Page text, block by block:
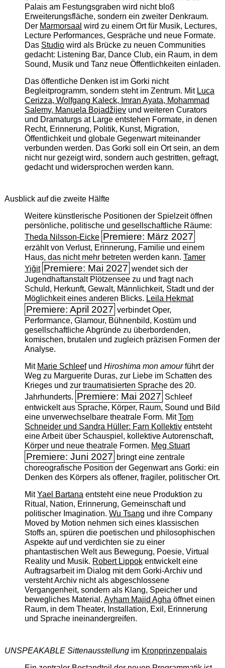
Palais am Festungsgraben wird nicht bloß
Erweiterungsfläche, sondern ein zweiter Denkraum.
Der Marmorsaal wird zu einem Ort für Musik, Lectures,
Lecture Performances, Gespräche und neue Formate.
Das Studiowird als Brücke zu neuen Communities
gedacht: Listening Bar, Dance Club, ein Raum, in dem
Sound, Musik und Tanz neue Öffentlichkeiten einladen.
Das öffentliche Denken ist im Gorki nicht
Begleitprogramm, sondern steht im Zentrum. Mit Luca
Cerizza, Wolfgang Kaleck, Imran Ayata, Mohammad
Salemy, Manuela Bojadžijevund weiteren Curators
und Dramaturgs at Large entstehen Formate, in denen
Recht, Erinnerung, Politik, Kunst, Migration,
Öffentlichkeit und globale Gegenwart miteinander
verbunden werden. Das Gorki soll ein Ort sein, an dem
nicht nur gezeigt wird, sondern auch gestritten, gefragt,
gedacht und widersprochen werden kann.
Ausblick auf die zweite Hälfte
Weitere künstlerische Positionen der Spielzeit öffnen
persönliche, politische und gesellschaftliche Räume:
Theda Nilsson-Eicke Premiere: März 2027
erzählt von Verlust, Erinnerung, Familie und einem
Haus, das nicht mehr betreten werden kann. Tamer
Yiğit Premiere: Mai 2027 wendet sich der
Jugendhaftanstalt Plötzensee zu und fragt nach
Schuld, Herkunft, Gewalt, Männlichkeit, Stadt und der
Möglichkeit eines anderen Blicks. Leila Hekmat
Premiere: April 2027 verbindet Oper,
Performance, Glamour, Bühnenbild, Kostüm und
gesellschaftliche Abgründe zu überbordenden,
komischen, brutalen und zugleich präzisen Formen der
Analyse.
Mit Marie Schleefund Hiroshima mon amourführt der
Weg zu Marguerite Duras, zur Liebe im Schatten des
Krieges und zur traumatisierten Sprache des 20.
Jahrhunderts. Premiere: Mai 2027 Schleef
entwickelt aus Sprache, Körper, Raum, Sound und Bild
eine unverwechselbare theatrale Form. MitTom
Schneider und Sandra Hüller: Farn Kollektiventsteht
eine Arbeit über Schauspiel, kollektive Autorenschaft,
Körper und neue theatrale Formen. Meg Stuart
Premiere: Juni 2027 bringt eine zentrale
choreografische Position der Gegenwart ans Gorki: ein
Denken des Körpers als offener, fragiler, politischer Ort.
MitYael Bartanaentsteht eine neue Produktion zu
Ritual, Nation, Erinnerung, Gemeinschaft und
politischer Imagination. Wu Tsang und ihre Company
Moved by Motion nehmen sich eines klassischen
Stoffs an, spüren die poetischen und philosophischen
Aspekte auf und verdichten sie zu einer
phantastischen Welt aus Bewegung, Poesie, Virtual
Reality und Musik. Robert Lippokentwickelt eine
Auftragsarbeit im Dialog mit dem Gorki-Archiv und
versteht Archiv nicht als abgeschlossene
Vergangenheit, sondern als Klang, Speicher und
bewegliches Material. Ayham Majid Aghaöffnet einen
Raum, in dem Theater, Installation, Exil, Erinnerung
und Sprache ineinandergreifen.
UNSPEAKABLE Sittenausstellungim Kronprinzenpalais